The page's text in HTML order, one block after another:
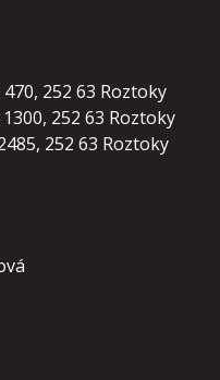
252 63 Roztoky
252 63 Roztoky
252 63 Roztoky